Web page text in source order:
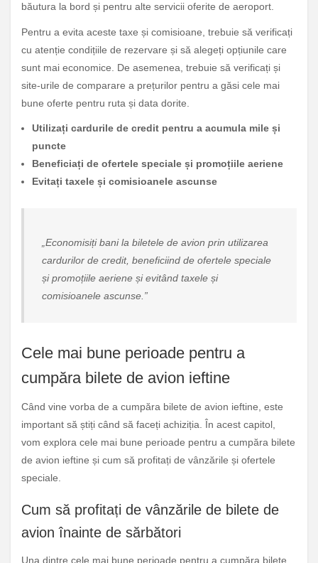
băutura la bord și pentru alte servicii oferite de aeroport.
Pentru a evita aceste taxe și comisioane, trebuie să verificați
cu atenție condițiile de rezervare și să alegeți opțiunile care
sunt mai economice. De asemenea, trebuie să verificați și
site-urile de comparare a prețurilor pentru a găsi cele mai
bune oferte pentru ruta și data dorite.
Utilizați cardurile de credit pentru a acumula mile și
puncte
Beneficiați de ofertele speciale și promoțiile aeriene
Evitați taxele și comisioanele ascunse
„Economisiți bani la biletele de avion prin utilizarea
cardurilor de credit, beneficiind de ofertele speciale
și promoțiile aeriene și evitând taxele și
comisioanele ascunse.”
Cele mai bune perioade pentru a
cumpăra bilete de avion ieftine
Când vine vorba de a cumpăra bilete de avion ieftine, este
important să știți când să faceți achiziția. În acest capitol,
vom explora cele mai bune perioade pentru a cumpăra bilete
de avion ieftine și cum să profitați de vânzările și ofertele
speciale.
Cum să profitați de vânzările de bilete de
avion înainte de sărbători
Una dintre cele mai bune perioade pentru a cumpăra bilete